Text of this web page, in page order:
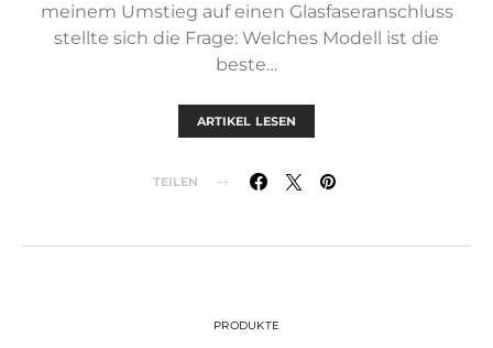
meinem Umstieg auf einen Glasfaseranschluss
stellte sich die Frage: Welches Modell ist die
beste…
ARTIKEL LESEN
TEILEN
PRODUKTE